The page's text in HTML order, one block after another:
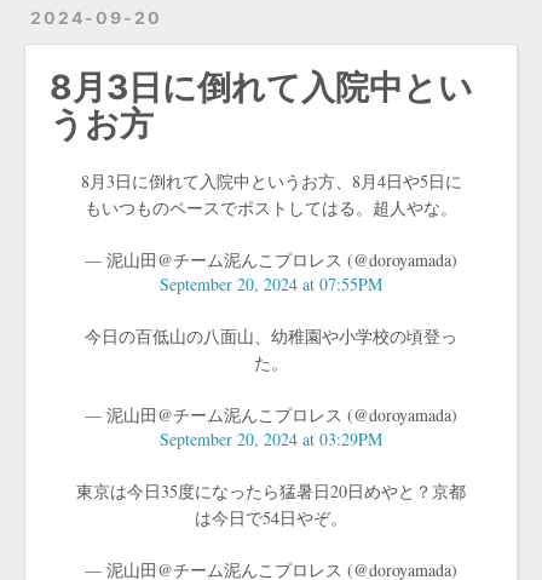
2024-09-20
8月3日に倒れて入院中とい
うお方
8月3日に倒れて入院中というお方、8月4日や5日に
もいつものペースでポストしてはる。超人やな。
— 泥山田@チーム泥んこプロレス (@doroyamada)
September 20, 2024 at 07:55PM
今日の百低山の八面山、幼稚園や小学校の頃登っ
た。
— 泥山田@チーム泥んこプロレス (@doroyamada)
September 20, 2024 at 03:29PM
東京は今日35度になったら猛暑日20日めやと？京都
は今日で54日やぞ。
— 泥山田@チーム泥んこプロレス (@doroyamada)